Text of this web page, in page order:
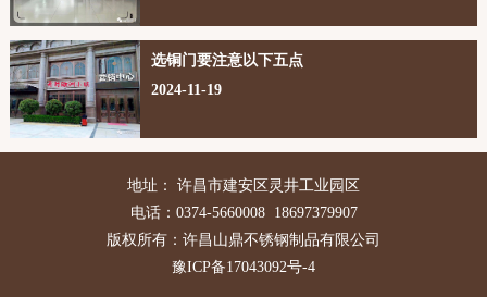
选铜门要注意以下五点
2024-11-19
地址： 许昌市建安区灵井工业园区
电话：0374-5660008 18697379907
版权所有：许昌山鼎不锈钢制品有限公司
豫ICP备17043092号-4